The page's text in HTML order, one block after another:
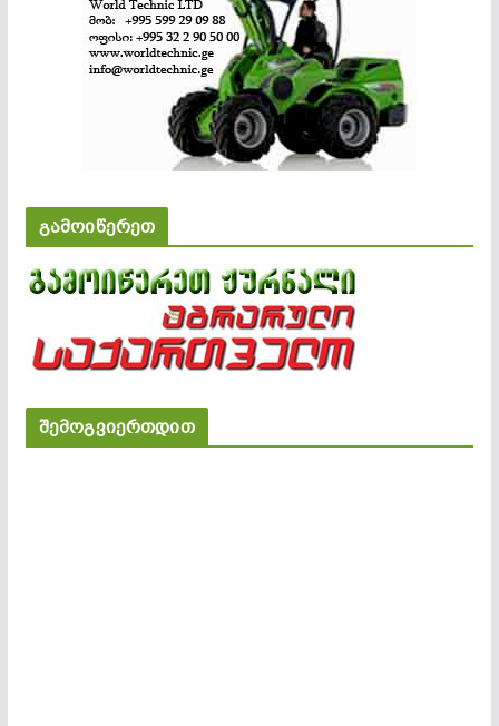
გამოიწერეთ
შემოგვიერთდით